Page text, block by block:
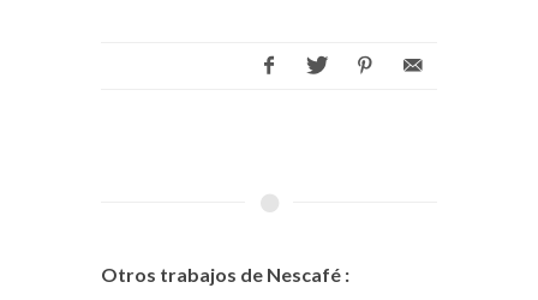
Otros trabajos de Nescafé :